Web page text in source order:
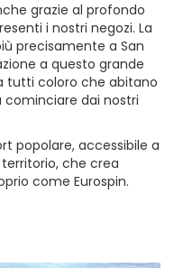
grazie al profondo
i nostri negozi. La
precisamente a San
a questo grande
tutti coloro che abitano
dai nostri
popolare, accessibile a
che crea
come Eurospin.